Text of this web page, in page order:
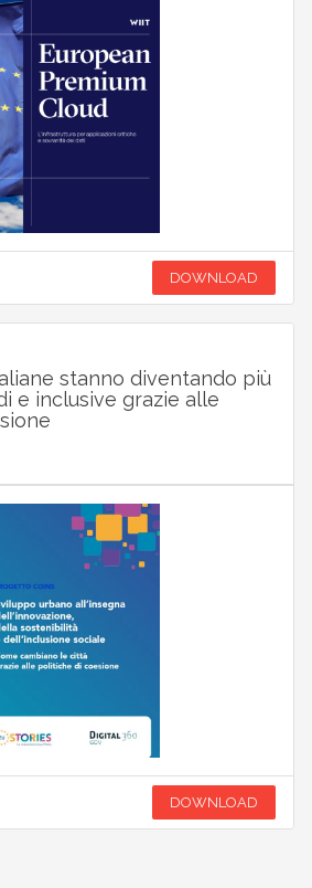
DOWNLOAD
stanno diventando più
e inclusive grazie alle
DOWNLOAD